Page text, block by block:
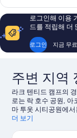
히
보
기
로그인해 이용
드를 적립해 더
로그인 지금 무
주변 지역
라크 텐티드 캠프의
로는 락 호수 공원, 아
마 투옷 시티공원에
근처에서 낚시 또는
더 보기